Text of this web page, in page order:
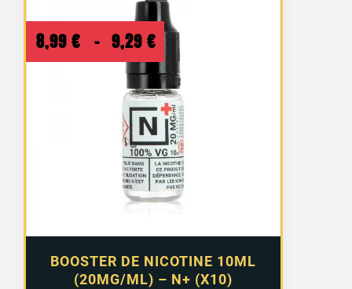
BOOSTER DE NICOTINE 10ML
(20MG/ML) – N+ (X10)
8,99 € – 9,29 € Plage
de
prix :
8,99 €
à
9,29 €